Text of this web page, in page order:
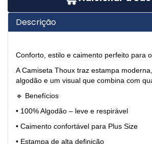
Descrição
Conforto, estilo e caimento perfeito para
A Camiseta Thoux traz estampa
algodão e um visual que combina com
🔹 Benefícios
• 100% Algodão – leve e respirável
• Caimento confortável para Plus Size
• Estampa de alta definição